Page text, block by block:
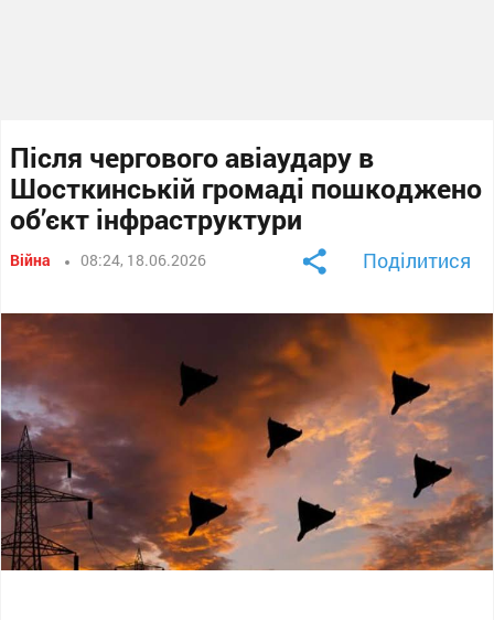
Після чергового авіаудару в
Шосткинській громаді пошкоджено
об’єкт інфраструктури
Війна 08:24, 18.06.2026 Поділитися